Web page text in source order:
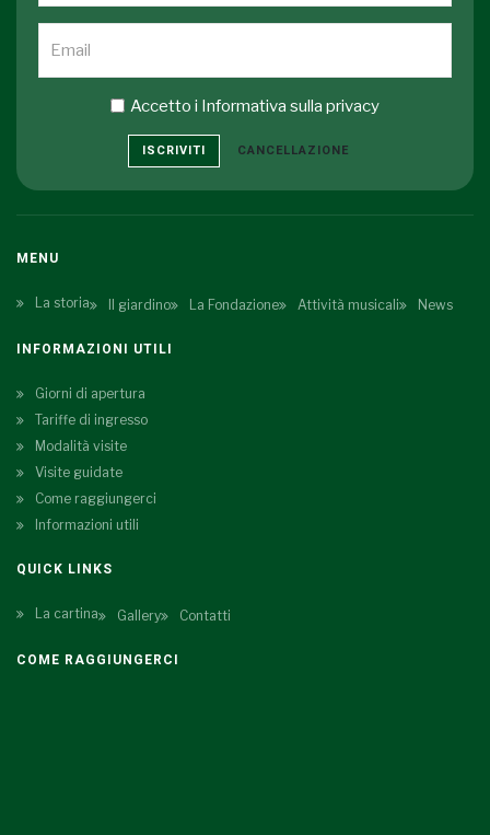
17:00 - 26 Aprile 2015 18:00)
Accetto i Informativa sulla privacy
ISCRIVITI CANCELLAZIONE
MENU
La storia Il giardino La Fondazione Attività musicali News
INFORMAZIONI UTILI
Giorni di apertura
Tariffe di ingresso
Modalità visite
Visite guidate
Come raggiungerci
Informazioni utili
QUICK LINKS
La cartina Gallery Contatti
COME RAGGIUNGERCI